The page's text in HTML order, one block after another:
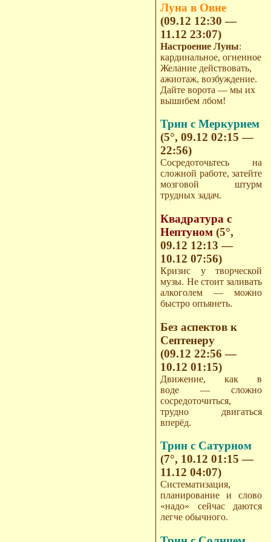
Луна в Овне
(09.12 12:30 —
11.12 23:07)
Настроение Луны:
кардинальное, огненное
Желание действовать,
ажиотаж, возбуждение.
Дайте ворота — мы их
вышибем лбом!
Трин с Меркурием
(5°, 09.12 02:15 —
22:56)
Сосредоточьтесь на
сложной работе, затейте
мозговой штурм
трудных задач.
Квадратура с
Нептуном(5°,
09.12 12:13 —
10.12 07:56)
Кризис у творческой
музы. Не стоит заливать
алкоголем — можно
быстро опъянеть.
Без аспектов к
Септенеру
(09.12 22:56 —
10.12 01:15)
Движение, как в
воде — сложно
сосредоточиться,
трудно двигаться
вперёд.
Трин с Сатурном
(7°, 10.12 01:15 —
11.12 04:07)
Систематизация,
планирование и слово
«надо» сейчас даются
легче обычного.